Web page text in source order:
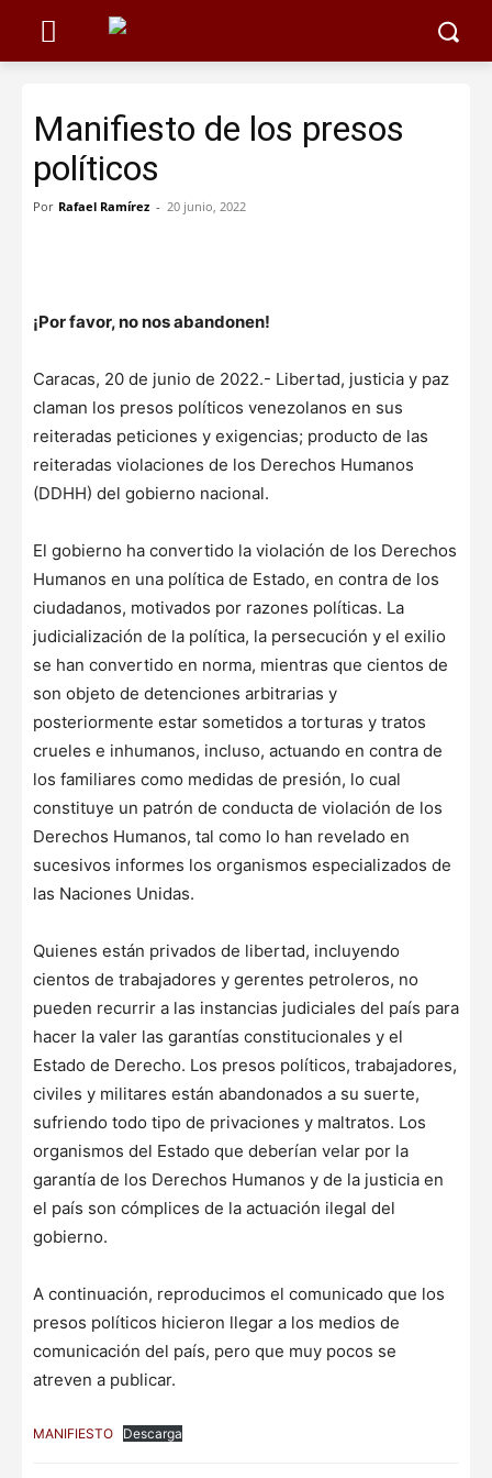
Manifiesto de los presos
políticos
Por Rafael Ramírez - 20 junio, 2022
¡Por favor, no nos abandonen!
Caracas, 20 de junio de 2022.- Libertad, justicia y paz
claman los presos políticos venezolanos en sus
reiteradas peticiones y exigencias; producto de las
reiteradas violaciones de los Derechos Humanos
(DDHH) del gobierno nacional.
El gobierno ha convertido la violación de los Derechos
Humanos en una política de Estado, en contra de los
ciudadanos, motivados por razones políticas. La
judicialización de la política, la persecución y el exilio
se han convertido en norma, mientras que cientos de
son objeto de detenciones arbitrarias y
posteriormente estar sometidos a torturas y tratos
crueles e inhumanos, incluso, actuando en contra de
los familiares como medidas de presión, lo cual
constituye un patrón de conducta de violación de los
Derechos Humanos, tal como lo han revelado en
sucesivos informes los organismos especializados de
las Naciones Unidas.
Quienes están privados de libertad, incluyendo
cientos de trabajadores y gerentes petroleros, no
pueden recurrir a las instancias judiciales del país para
hacer la valer las garantías constitucionales y el
Estado de Derecho. Los presos políticos, trabajadores,
civiles y militares están abandonados a su suerte,
sufriendo todo tipo de privaciones y maltratos. Los
organismos del Estado que deberían velar por la
garantía de los Derechos Humanos y de la justicia en
el país son cómplices de la actuación ilegal del
gobierno.
A continuación, reproducimos el comunicado que los
presos políticos hicieron llegar a los medios de
comunicación del país, pero que muy pocos se
atreven a publicar.
MANIFIESTO Descarga